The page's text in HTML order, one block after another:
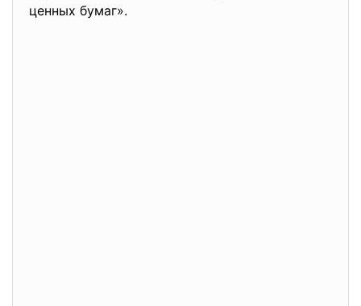
ценных бумаг».